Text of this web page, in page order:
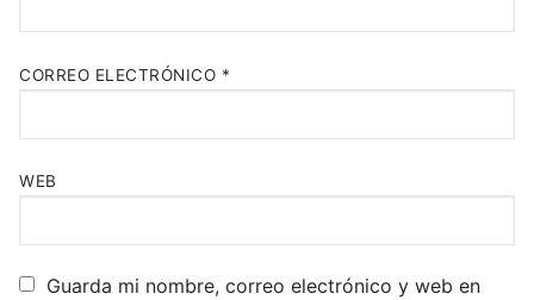
CORREO ELECTRÓNICO *
WEB
Guarda mi nombre, correo electrónico y web en